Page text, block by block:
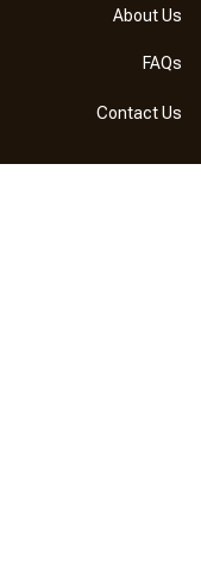
About Us
FAQs
Contact Us